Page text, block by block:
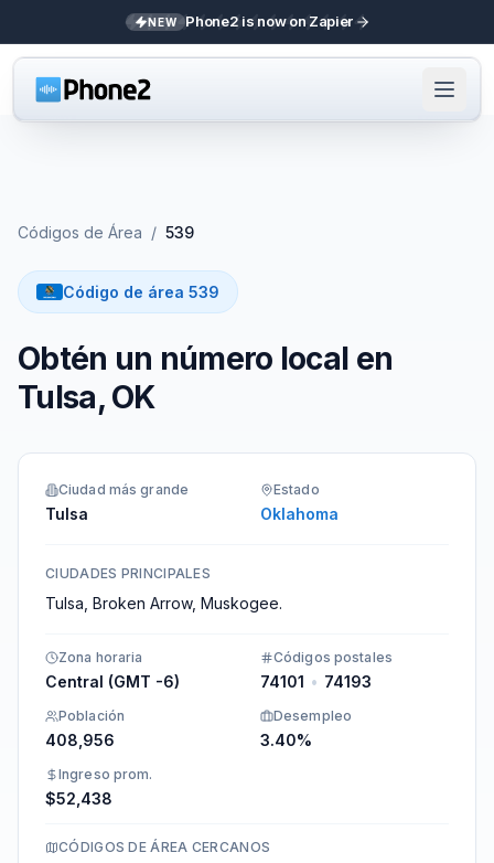
NEW Phone2 is now on Zapier
Códigos de Área / 539
Código de área 539
Obtén un número local en
Tulsa, OK
Ciudad más grande
Tulsa
Estado
Oklahoma
CIUDADES PRINCIPALES
Tulsa, Broken Arrow, Muskogee.
Zona horaria
Central (GMT -6)
Códigos postales
74101 • 74193
Población
408,956
Desempleo
3.40%
Ingreso prom.
$52,438
CÓDIGOS DE ÁREA CERCANOS